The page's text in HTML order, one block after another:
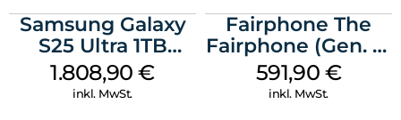
Samsung Galaxy
S25 Ultra 1TB
Titanium Black
1.808,90€
inkl. MwSt.
Fairphone The
Fairphone (Gen. 6)
256 GB Forest
Green
591,90 €
inkl. MwSt.